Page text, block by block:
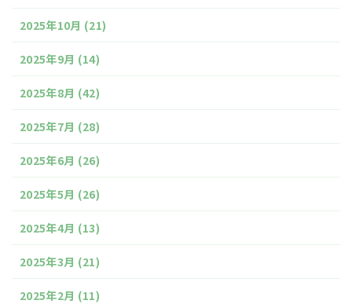
2025年10月 (21)
2025年9月 (14)
2025年8月 (42)
2025年7月 (28)
2025年6月 (26)
2025年5月 (26)
2025年4月 (13)
2025年3月 (21)
2025年2月 (11)